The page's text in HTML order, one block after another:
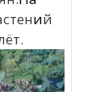
ий